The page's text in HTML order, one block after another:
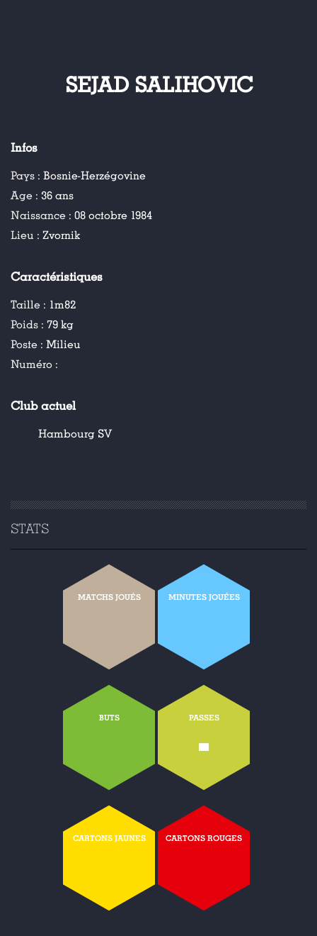
SEJAD SALIHOVIC
Infos
Pays : Bosnie-Herzégovine
Age : 36 ans
Naissance : 08 octobre 1984
Lieu : Zvornik
Caractéristiques
Taille : 1m82
Poids : 79 kg
Poste : Milieu
Numéro :
Club actuel
Hambourg SV
STATS
MATCHS JOUÉS MINUTES JOUÉES
BUTS PASSES
-
CARTONS JAUNES CARTONS ROUGES